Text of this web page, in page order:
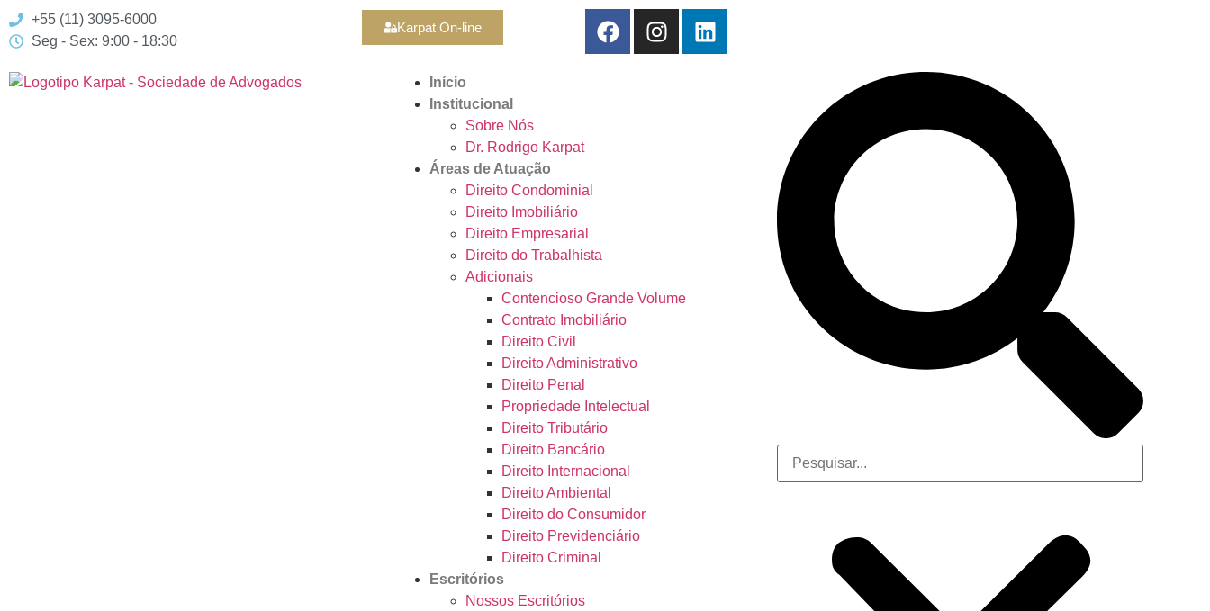
+55 (11) 3095-6000
Seg - Sex: 9:00 - 18:30
Karpat On-line
Início
Institucional
Sobre Nós
Dr. Rodrigo Karpat
Áreas de Atuação
Direito Condominial
Direito Imobiliário
Direito Empresarial
Direito do Trabalhista
Adicionais
Contencioso Grande Volume
Contrato Imobiliário
Direito Civil
Direito Administrativo
Direito Penal
Propriedade Intelectual
Direito Tributário
Direito Bancário
Direito Internacional
Direito Ambiental
Direito do Consumidor
Direito Previdenciário
Direito Criminal
Escritórios
Nossos Escritórios